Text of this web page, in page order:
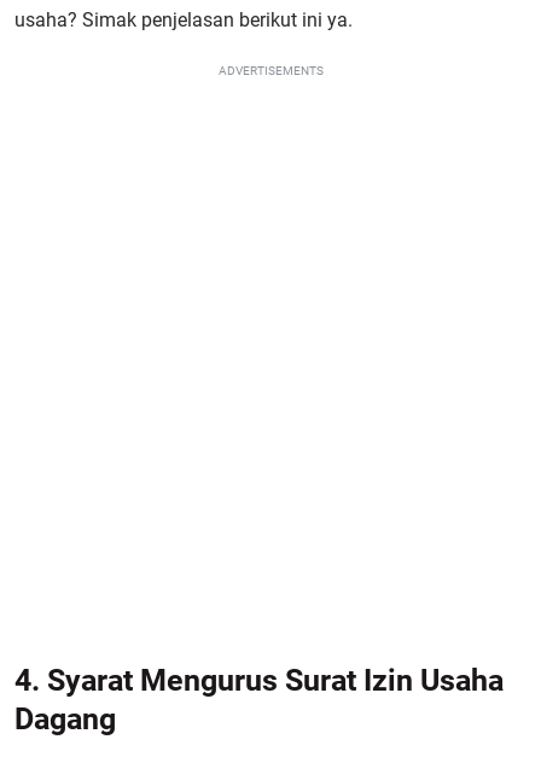
usaha? Simak penjelasan berikut ini ya.
ADVERTISEMENTS
4. Syarat Mengurus Surat Izin Usaha
Dagang